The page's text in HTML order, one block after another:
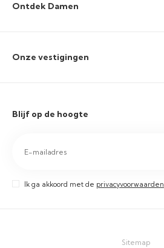
Ontdek Damen
Onze vestigingen
Blijf op de hoogte
Ik ga akkoord met de privacyvoorwaarden
Sitemap